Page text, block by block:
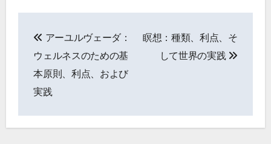
アーユルヴェーダ：
ウェルネスのための基
本原則、利点、および
実践
瞑想：種類、利点、そ
して世界の実践